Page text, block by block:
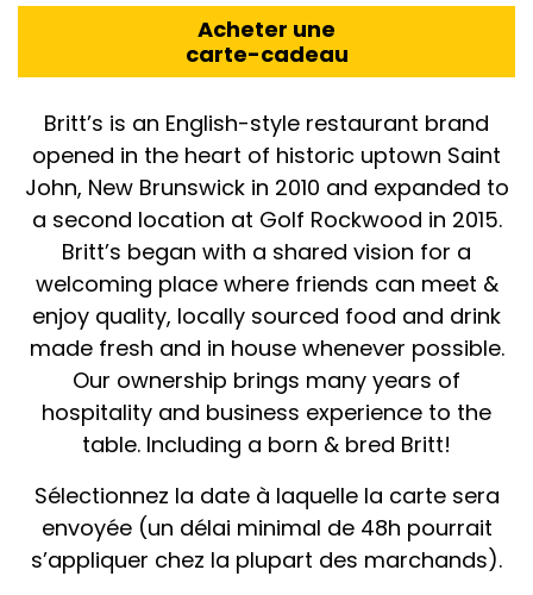
Acheter une
carte-cadeau
Britt’s is an English-style restaurant brand
opened in the heart of historic uptown Saint
John, New Brunswick in 2010 and expanded to
a second location at Golf Rockwood in 2015.
Britt’s began with a shared vision for a
welcoming place where friends can meet &
enjoy quality, locally sourced food and drink
made fresh and in house whenever possible.
Our ownership brings many years of
hospitality and business experience to the
table. Including a born & bred Britt!
Sélectionnez la date à laquelle la carte sera
envoyée (un délai minimal de 48h pourrait
s’appliquer chez la plupart des marchands).